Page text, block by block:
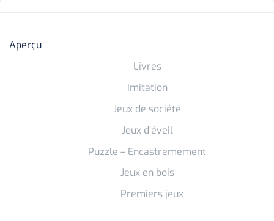
Aperçu
Livres
Imitation
Jeux de société
Jeux d’éveil
Puzzle – Encastremement
Jeux en bois
Premiers jeux